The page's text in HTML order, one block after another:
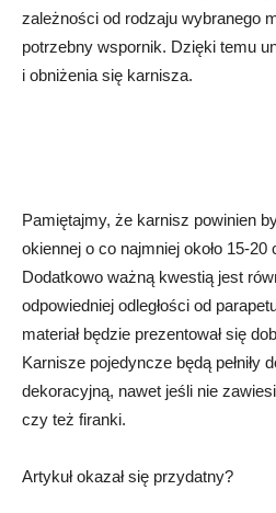
zależności od rodzaju wybranego
potrzebny wspornik. Dzięki temu
i obniżenia się karnisza.
Pamiętajmy, że karnisz powinien
okiennej o co najmniej około 15-
Dodatkowo ważną kwestią jest
odpowiedniej odległości od
materiał będzie prezentował się
Karnisze pojedyncze będą pełniły
dekoracyjną, nawet jeśli nie
czy też firanki.
Artykuł okazał się przydatny?